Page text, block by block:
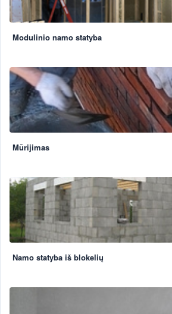
Modulinio namo statyba
Mūrijimas
Namo statyba iš blokelių